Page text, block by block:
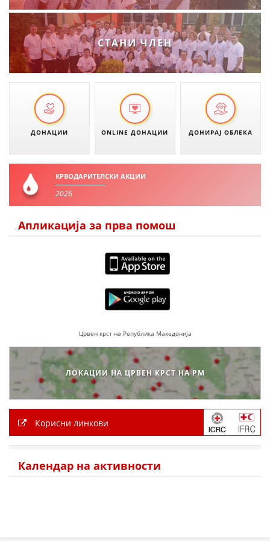
ДЕЈСТВУВАЊЕ
СТРАТЕГИИ
ЕДУКАТИВНО ИНФОРМАТИВНИ МАТЕРИЈАЛИ
СТАНИ ЧЛЕН
ДОНАЦИИ ONLINE ДОНАЦИИ ДОНИРАЈ ОБЛЕКА
КРВОДАРИТЕЛСКИ АКЦИИ
2026
Апликација за прва помош
Црвен крст на Република Македонија
ЛОКАЦИИ НА ЦРВЕН КРСТ НА РМ
Корисни линкови
Календар на активности